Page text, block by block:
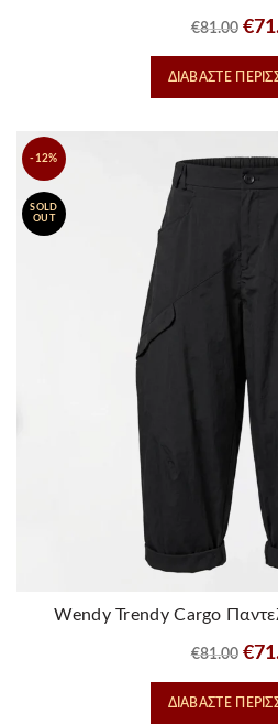
€81.00
was:
€
ΔΙΑΒΆΣΤΕ
-12%
SOLD
OUT
Wendy Trendy Cargo
€81.00
was:
€
ΔΙΑΒΆΣΤΕ